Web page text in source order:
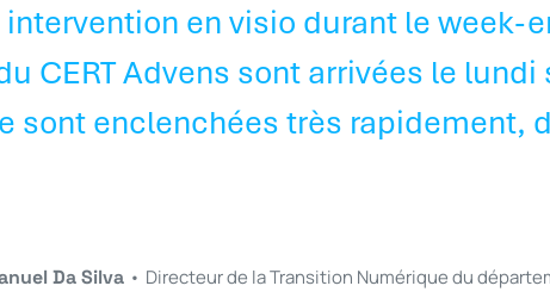
en visio durant le week-
CERT Advens sont arrivées le lundi
sont enclenchées très rapidement,
Da Silva • Directeur de la Transition Numérique du